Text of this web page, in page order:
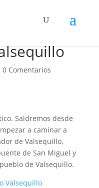
de
0 Comentarios
Saldremos desde
a caminar a
de Valsequillo,
de San Miguel y
de Valsequillo.
Valsequillo